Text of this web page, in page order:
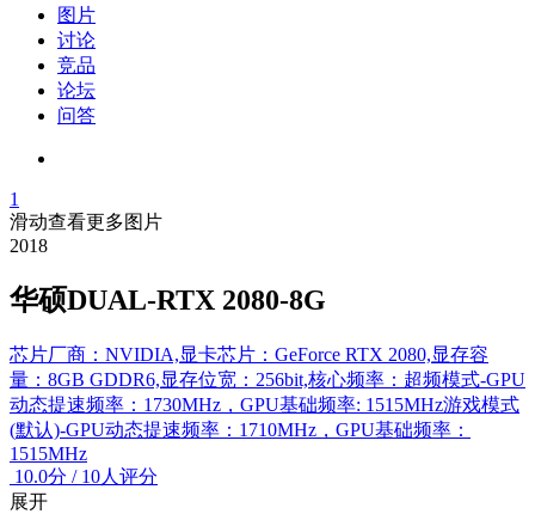
图片
讨论
竞品
论坛
问答
1
滑动查看更多图片
2018
华硕DUAL-RTX 2080-8G
芯片厂商：NVIDIA,显卡芯片：GeForce RTX 2080,显存容
量：8GB GDDR6,显存位宽：256bit,核心频率：超频模式-GPU
动态提速频率：1730MHz，GPU基础频率: 1515MHz游戏模式
(默认)-GPU动态提速频率：1710MHz，GPU基础频率：
1515MHz
10.0分 / 10人评分
展开